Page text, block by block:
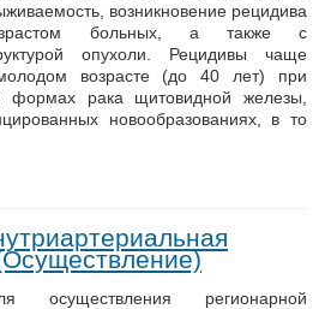
возникновение рецидива
больных, а также с
опухоли. Рецидивы чаще
возрасте (до 40 лет) при
формах рака щитовидной железы,
новообразованиях, в то
осуществления регионарной